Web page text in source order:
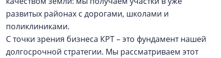
развитых районах с дорогами, школами и
поликлиниками.
С точки зрения бизнеса КРТ – это фундамент нашей
долгосрочной стратегии. Мы рассматриваем этот